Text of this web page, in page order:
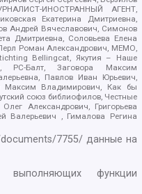
ИНОСТРАННЫЙ АГЕНТ,
Екатерина Дмитриевна,
Андрей Вячеславович, Симонов
Дмитриевна, Соловьева Елена
Роман Александрович, МЕМО,
Bellingcat, Якутия – Наше
РС-Балт, Заговора Максим
Павлов Иван Юрьевич,
Максим Владимирович, Как бы
союз библиофилов, Честные
Александрович, Григорьева
Валерьевич , Гималова Регина
7755/ данные на
функции